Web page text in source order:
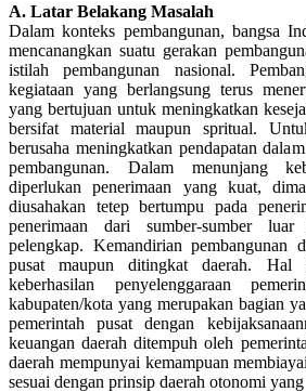
A. Latar Belakang Masalah
Dalam konteks pembangunan, bangsa
mencanangkan suatu gerakan
istilah pembangunan nasional.
kegiataan yang berlangsung terus
yang bertujuan untuk meningkatkan
bersifat material maupun spritual.
berusaha meningkatkan pendapatan
pembangunan. Dalam menunjang
diperlukan penerimaan yang kuat,
diusahakan tetep bertumpu pada
penerimaan dari sumber-sumber
pelengkap. Kemandirian pembangunan
pusat maupun ditingkat daerah.
keberhasilan penyelenggaraan
kabupaten/kota yang merupakan bagian
pemerintah pusat dengan
keuangan daerah ditempuh oleh
daerah mempunyai kemampuan
sesuai dengan prinsip daerah otonomi